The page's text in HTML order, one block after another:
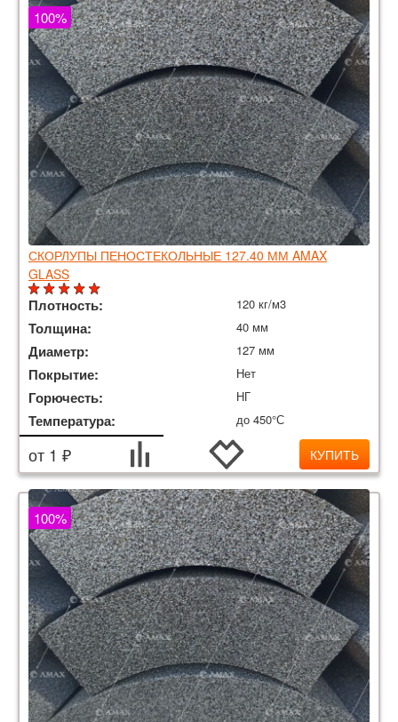
СКОРЛУПЫ ПЕНОСТЕКОЛЬНЫЕ 127.40 ММ AMAX
GLASS
100%
Плотность: 120 кг/м3
Толщина: 40 мм
Диаметр: 127 мм
Покрытие: Нет
Горючесть: НГ
Температура: до 450°С
от 1 ₽ КУПИТЬ
100%